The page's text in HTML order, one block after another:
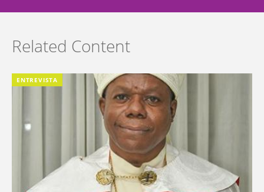
Related Content
ENTREVISTA